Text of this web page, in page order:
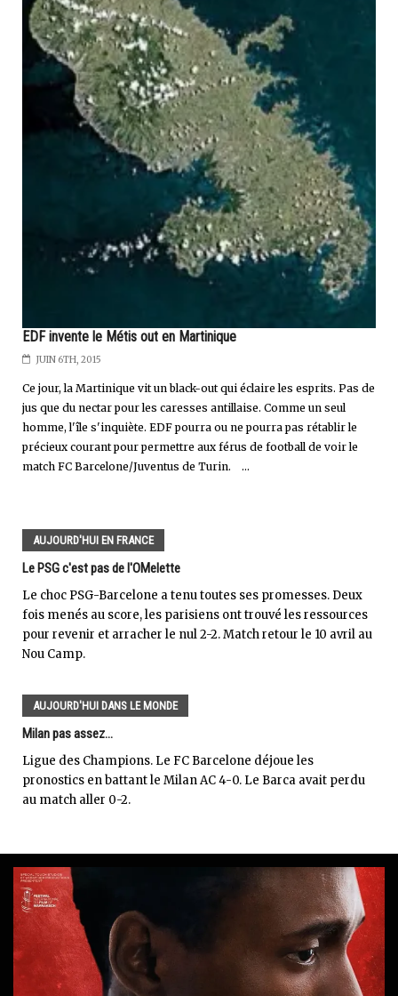
EDF invente le Métis out en Martinique
JUIN 6TH, 2015
Ce jour, la Martinique vit un black-out qui éclaire les esprits. Pas de
jus que du nectar pour les caresses antillaise. Comme un seul
homme, l'île s'inquiète. EDF pourra ou ne pourra pas rétablir le
précieux courant pour permettre aux férus de football de voir le
match FC Barcelone/Juventus de Turin. ...
AUJOURD'HUI EN FRANCE
Le PSG c'est pas de l'OMelette
Le choc PSG-Barcelone a tenu toutes ses promesses. Deux
fois menés au score, les parisiens ont trouvé les ressources
pour revenir et arracher le nul 2-2. Match retour le 10 avril au
Nou Camp.
AUJOURD'HUI DANS LE MONDE
Milan pas assez...
Ligue des Champions. Le FC Barcelone déjoue les
pronostics en battant le Milan AC 4-0. Le Barca avait perdu
au match aller 0-2.